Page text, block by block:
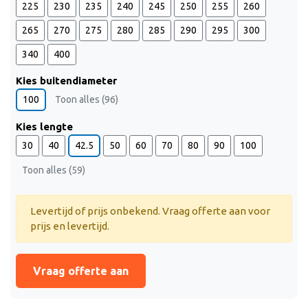
225 230 235 240 245 250 255 260
265 270 275 280 285 290 295 300
340 400
Kies buitendiameter
100 Toon alles (96)
Kies lengte
30 40 42.5 50 60 70 80 90 100
Toon alles (59)
Levertijd of prijs onbekend. Vraag offerte aan voor
prijs en levertijd.
Vraag offerte aan